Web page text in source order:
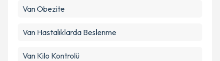
Van Obezite
Van Hastalıklarda Beslenme
Van Kilo Kontrolü